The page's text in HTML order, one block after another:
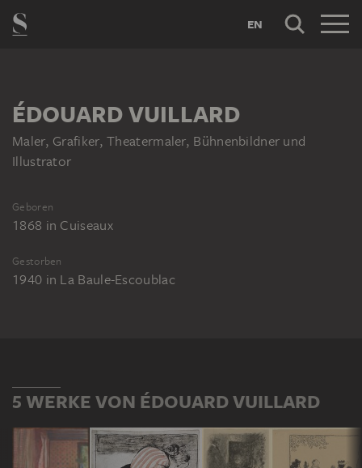
EN
ÉDOUARD VUILLARD
Maler, Grafiker, Theatermaler, Bühnenbildner und
Illustrator
Geboren
1868 in Cuiseaux
Gestorben
1940 in La Baule-Escoublac
5 WERKE VON ÉDOUARD VUILLARD